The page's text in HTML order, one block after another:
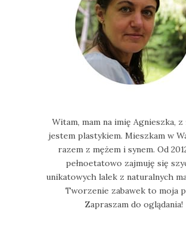
Witam, mam na imię Agnieszka, z
jestem plastykiem. Mieszkam w
razem z mężem i synem. Od
pełnoetatowo zajmuję się
unikatowych lalek z naturalnych
Tworzenie zabawek to moja
Zapraszam do oglądania!